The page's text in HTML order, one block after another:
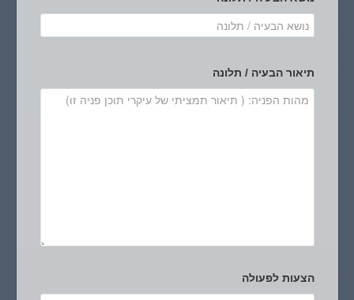
תיאור הבעיה / תלונה
הצעות לפעולה